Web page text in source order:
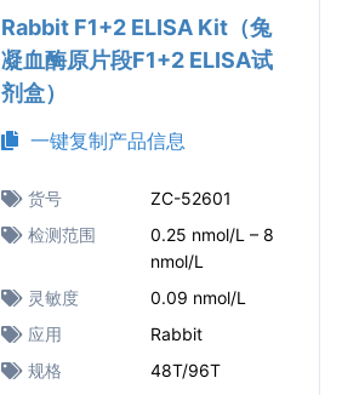
Rabbit F1+2 ELISA Kit（兔
凝血酶原片段F1+2 ELISA试
剂盒）
一键复制产品信息
货号
ZC-52601
检测范围
0.25 nmol/L – 8
nmol/L
灵敏度
0.09 nmol/L
应用
Rabbit
规格
48T/96T